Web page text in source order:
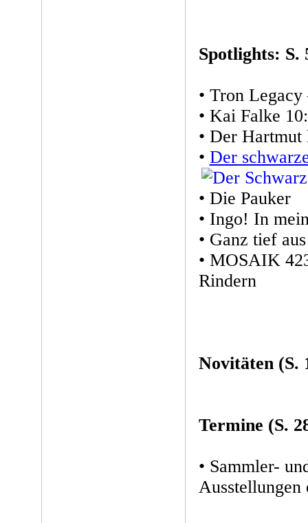
Spotlights: S.
• Tron
• Kai Falke
• Der
• Der
• Die Pauker
• Ingo! In
• Ganz tief
• MOSAIK
Rindern
Novitäten (S.
Termine (S.
• Sammler-
Ausstellungen